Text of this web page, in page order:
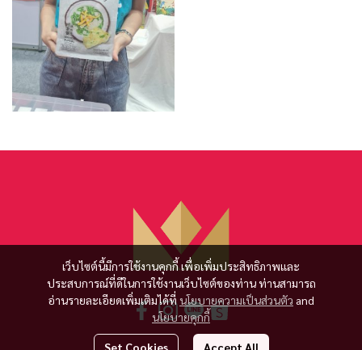
เว็บไซต์นี้มีการใช้งานคุกกี้ เพื่อเพิ่มประสิทธิภาพและ
ประสบการณ์ที่ดีในการใช้งานเว็บไซต์ของท่าน ท่านสามารถ
อ่านรายละเอียดเพิ่มเติมได้ที่ นโยบายความเป็นส่วนตัว and
นโยบายคุกกี้
Set Cookies Accept All